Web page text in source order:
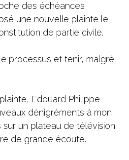
des échéances
une nouvelle plainte le
de partie civile.
processus et tenir, malgré
Edouard Philippe
dénigréments à mon
un plateau de télévision
de grande écoute.